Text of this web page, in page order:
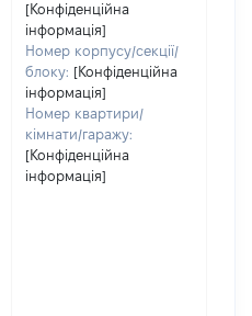
[Конфіденційна
інформація]
Номер корпусу/секції/
блоку: [Конфіденційна
інформація]
Номер квартири/
кімнати/гаражу:
[Конфіденційна
інформація]